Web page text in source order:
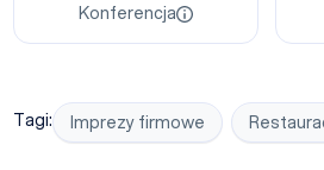
Konferencja
Tagi: Imprezy firmowe